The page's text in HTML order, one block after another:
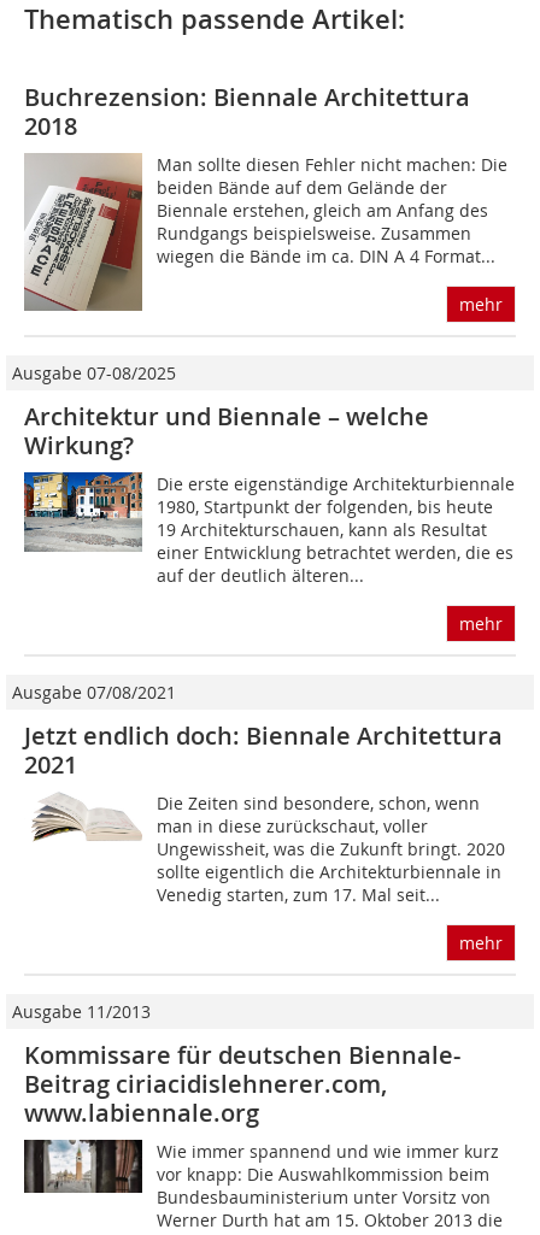
Thematisch passende Artikel:
Buchrezension: Biennale Architettura
2018
Man sollte diesen Fehler nicht machen: Die
beiden Bände auf dem Gelände der
Biennale erstehen, gleich am Anfang des
Rundgangs beispielsweise. Zusammen
wiegen die Bände im ca. DIN A 4 Format...
mehr
Ausgabe 07-08/2025
Architektur und Biennale – welche
Wirkung?
Die erste eigenständige Architekturbiennale
1980, Startpunkt der folgenden, bis heute
19 Architekturschauen, kann als Resultat
einer Entwicklung betrachtet werden, die es
auf der deutlich älteren...
mehr
Ausgabe 07/08/2021
Jetzt endlich doch: Biennale Architettura
2021
Die Zeiten sind besondere, schon, wenn
man in diese zurückschaut, voller
Ungewissheit, was die Zukunft bringt. 2020
sollte eigentlich die Architekturbiennale in
Venedig starten, zum 17. Mal seit...
mehr
Ausgabe 11/2013
Kommissare für deutschen Biennale-
Beitrag ciriacidislehnerer.com,
www.labiennale.org
Wie immer spannend und wie immer kurz
vor knapp: Die Auswahlkommission beim
Bundesbauministerium unter Vorsitz von
Werner Durth hat am 15. Oktober 2013 die